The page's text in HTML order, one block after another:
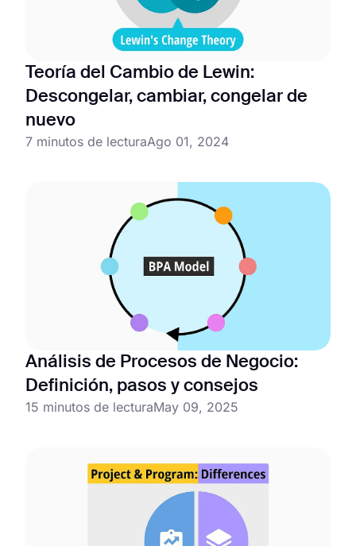
Teoría del Cambio de Lewin:
Descongelar, cambiar, congelar de
nuevo
7 minutos de lecturaAgo 01, 2024
Análisis de Procesos de Negocio:
Definición, pasos y consejos
15 minutos de lecturaMay 09, 2025